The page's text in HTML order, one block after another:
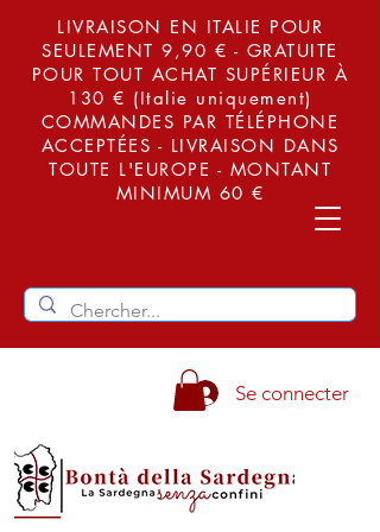
LIVRAISON EN ITALIE POUR
SEULEMENT 9,90 € - GRATUITE
POUR TOUT ACHAT SUPÉRIEUR À
130 € (Italie uniquement)
COMMANDES PAR TÉLÉPHONE
ACCEPTÉES - LIVRAISON DANS
TOUTE L'EUROPE - MONTANT
MINIMUM 60 €
Se connecter